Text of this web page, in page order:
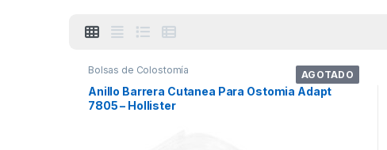
AGOTADO
Bolsas de Colostomía
Anillo Barrera Cutanea Para Ostomia Adapt
7805 – Hollister